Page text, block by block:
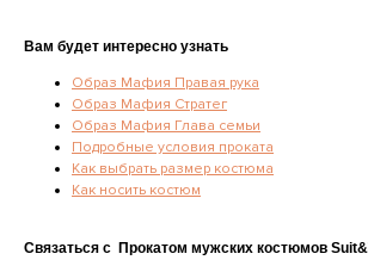
Вам будет интересно узнать
Образ Мафия Правая рука
Образ Мафия Стратег
Образ Мафия Глава семьи
Подробные условия проката
Как выбрать размер костюма
Как носить костюм
Связаться с Прокатом мужских костюмов